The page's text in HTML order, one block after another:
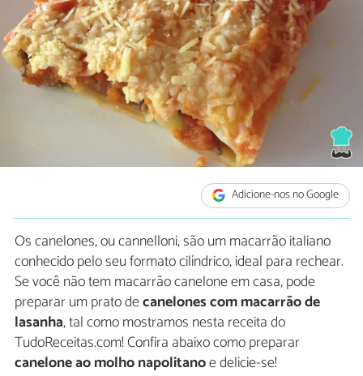
Adicione-nos no Google
Os canelones, ou cannelloni, são um macarrão italiano
conhecido pelo seu formato cilíndrico, ideal para rechear.
Se você não tem macarrão canelone em casa, pode
preparar um prato decanelones com macarrão de
lasanha, tal como mostramos nesta receita do
TudoReceitas.com! Confira abaixo como preparar
canelone ao molho napolitanoe delicie-se!